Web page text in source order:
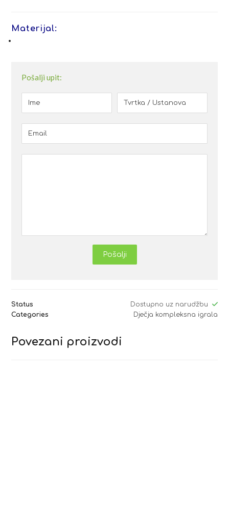
Materijal:
Pošalji upit:
Pošalji
Status
Dostupno uz narudžbu
Categories
Dječja kompleksna igrala
Povezani proizvodi